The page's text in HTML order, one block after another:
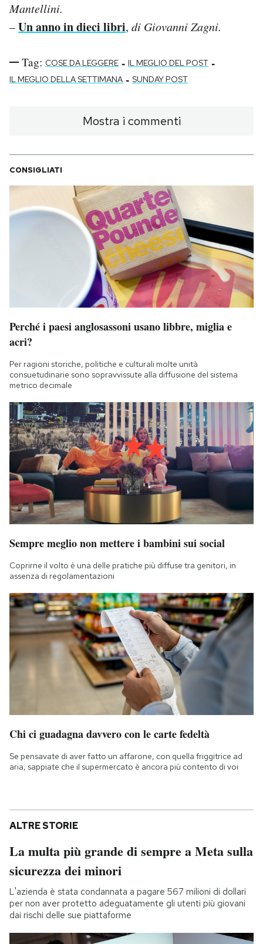
Mantellini.
–Un anno in dieci libri, di Giovanni Zagni.
Tag: COSE DA LEGGERE - IL MEGLIO DEL POST -
IL MEGLIO DELLA SETTIMANA - SUNDAY POST
Mostra i commenti
CONSIGLIATI
Perché i paesi anglosassoni usano libbre, miglia e
acri?
Per ragioni storiche, politiche e culturali molte unità
consuetudinarie sono sopravvissute alla diffusione del sistema
metrico decimale
Sempre meglio non mettere i bambini sui social
Coprirne il volto è una delle pratiche più diffuse tra genitori, in
assenza di regolamentazioni
Chi ci guadagna davvero con le carte fedeltà
Se pensavate di aver fatto un affarone, con quella friggitrice ad
aria, sappiate che il supermercato è ancora più contento di voi
ALTRE STORIE
La multa più grande di sempre a Meta sulla
sicurezza dei minori
L'azienda è stata condannata a pagare 567 milioni di dollari
per non aver protetto adeguatamente gli utenti più giovani
dai rischi delle sue piattaforme